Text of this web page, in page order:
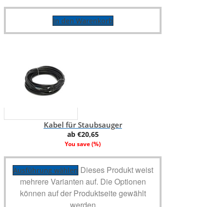
In den Warenkorb
Kabel für Staubsauger
ab €20,65
You save (%)
Ausführung wählen Dieses Produkt weist
mehrere Varianten auf. Die Optionen
können auf der Produktseite gewählt